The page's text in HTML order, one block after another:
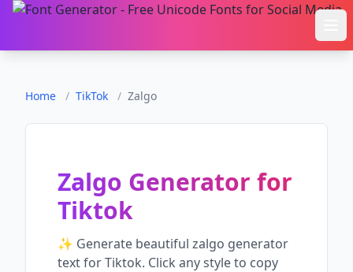
Home / TikTok / Zalgo
Zalgo Generator for
Tiktok
✨ Generate beautiful zalgo generator
text forTiktok. Click any style to copy